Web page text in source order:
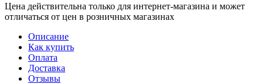
Цена действительна только для интернет-магазина и может
отличаться от цен в розничных магазинах
Описание
Как купить
Оплата
Доставка
Отзывы